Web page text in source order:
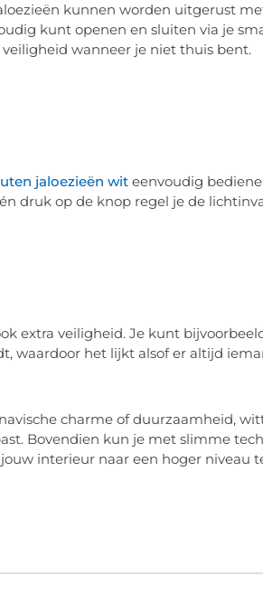
kunnen worden uitgerust
kunt openen en sluiten via je
wanneer je niet thuis bent.
jaloezieën witeenvoudig
druk op de knop regel je de
extra veiligheid. Je kunt
waardoor het lijkt alsof er altijd
charme of duurzaamheid,
Bovendien kun je met slimme
interieur naar een hoger niveau